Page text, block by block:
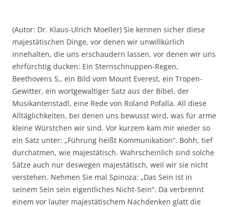
(Autor: Dr. Klaus-Ulrich Moeller) Sie kennen sicher diese
majestätischen Dinge, vor denen wir unwillkürlich
innehalten, die uns erschaudern lassen, vor denen wir uns
ehrfürchtig ducken: Ein Sternschnuppen-Regen,
Beethovens 5., ein Bild vom Mount Everest, ein Tropen-
Gewitter, ein wortgewaltiger Satz aus der Bibel, der
Musikantenstadl, eine Rede von Roland Pofalla. All diese
Alltäglichkeiten, bei denen uns bewusst wird, was für arme
kleine Würstchen wir sind. Vor kurzem kam mir wieder so
ein Satz unter: „Führung heißt Kommunikation“. Bohh, tief
durchatmen, wie majestätisch. Wahrscheinlich sind solche
Sätze auch nur deswegen majestätisch, weil wir sie nicht
verstehen. Nehmen Sie mal Spinoza: „Das Sein ist in
seinem Sein sein eigentliches Nicht-Sein“. Da verbrennt
einem vor lauter majestätischem Nachdenken glatt die